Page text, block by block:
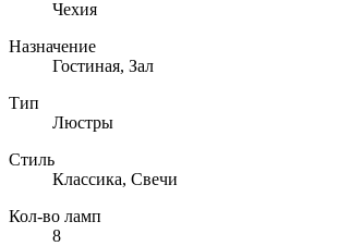
Чехия
Назначение
Гостиная, Зал
Тип
Люстры
Стиль
Классика, Свечи
Кол-во ламп
8